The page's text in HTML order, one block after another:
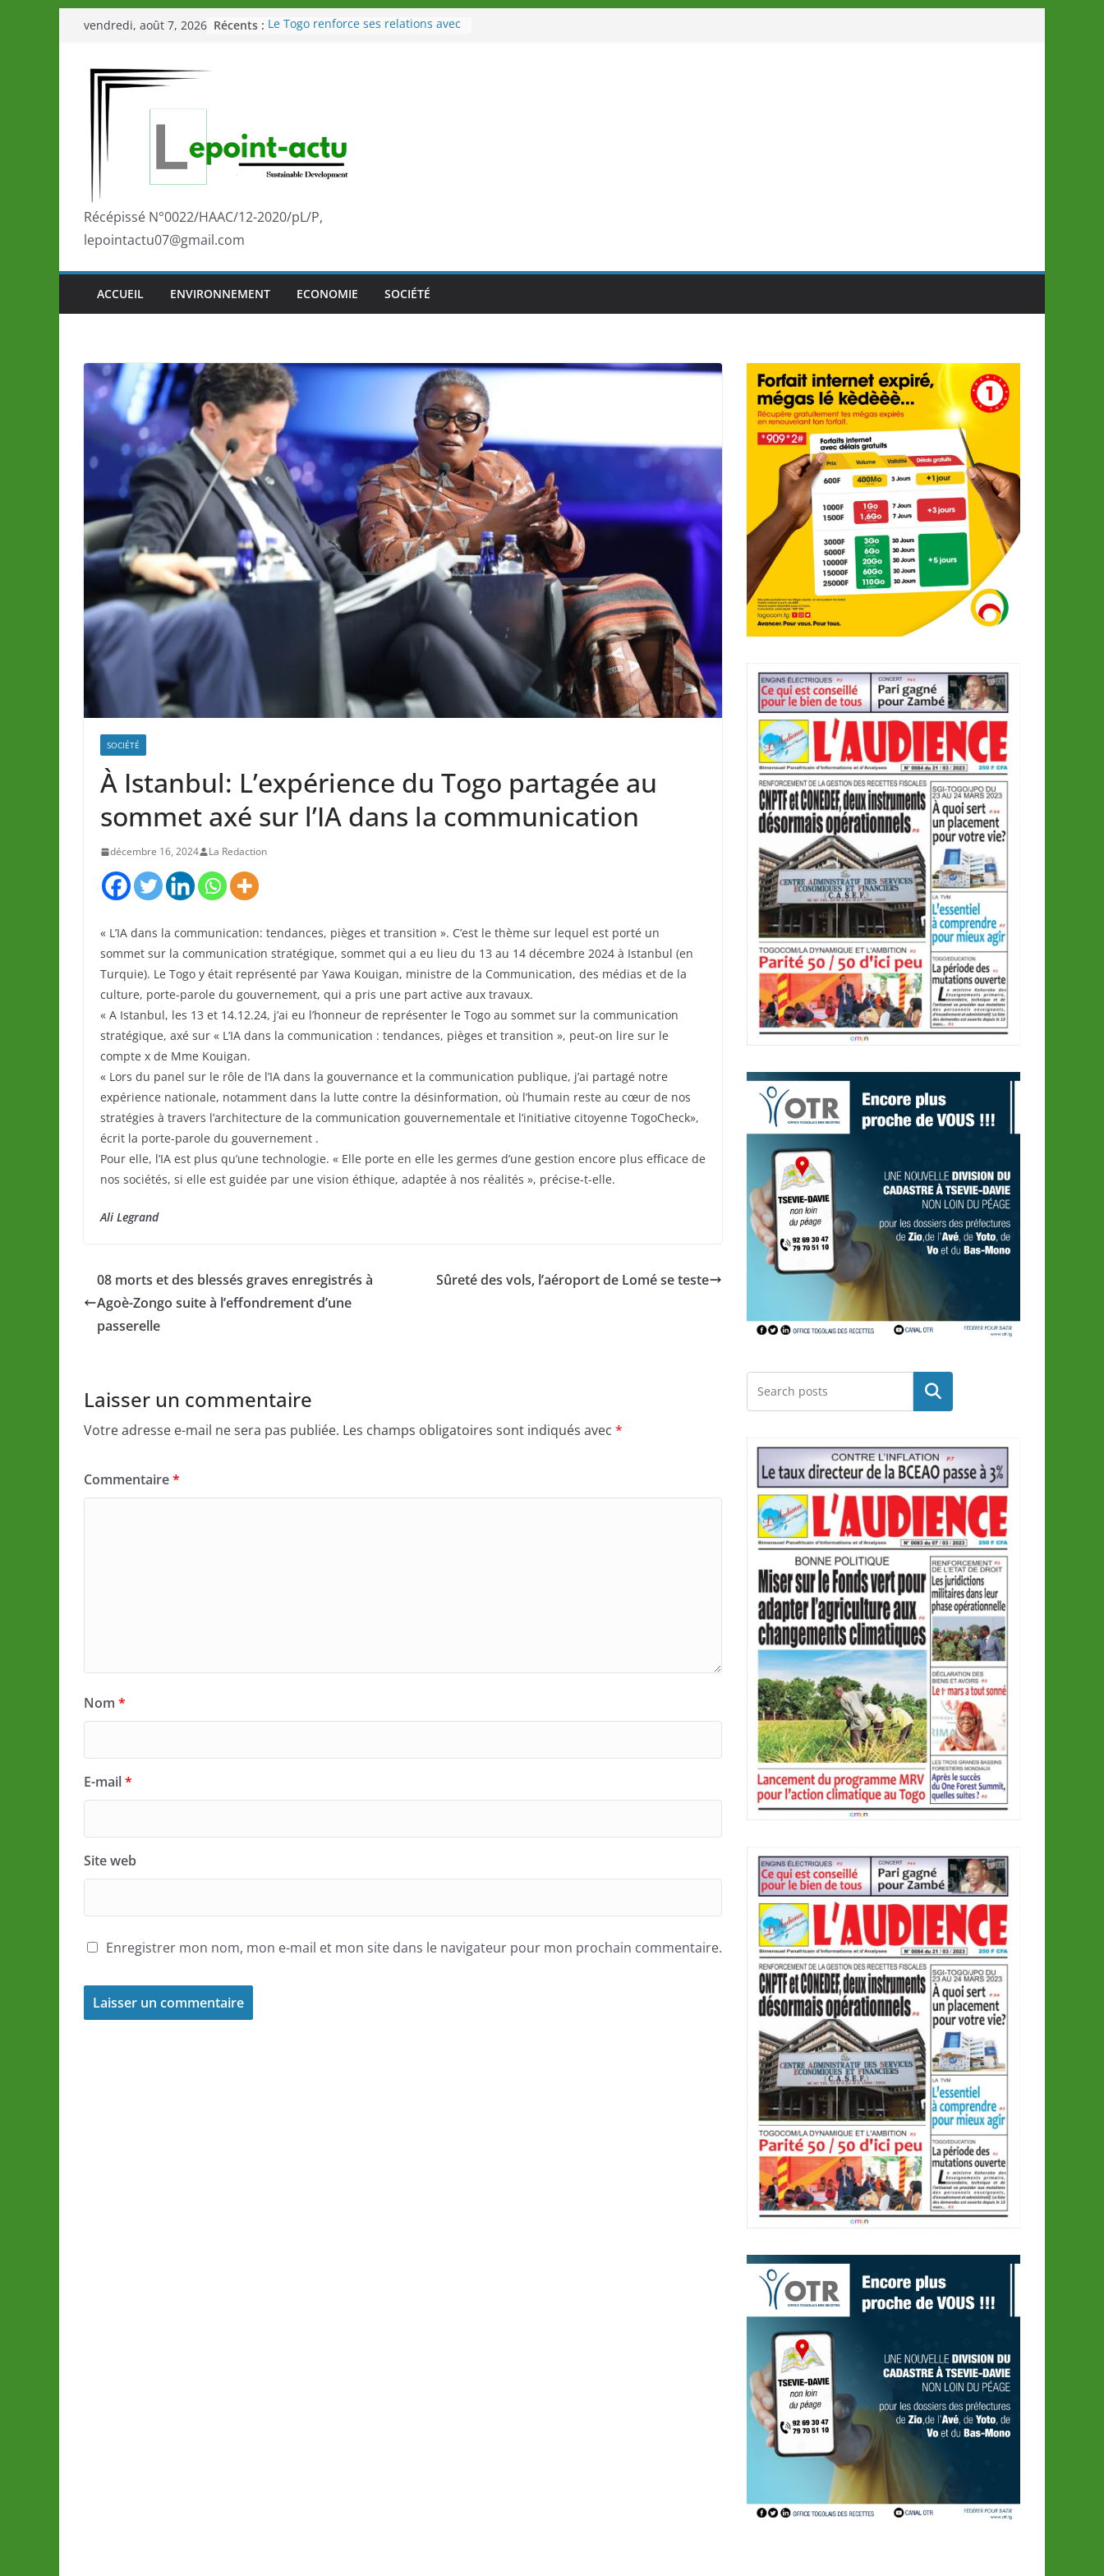
Passer
contenu
vendredi, août 7, 2026 Récents : Le Togo renforce ses relations avec
marque de confiance au Togo sur
la scène internationale au-delà des
performances de ses athlètes
développement?
Récépissé N°0022/HAAC/12-2020/pL/P,
lepointactu07@gmail.com
ACCUEIL ENVIRONNEMENT ECONOMIE SOCIÉTÉ
SOCIÉTÉ
À Istanbul: L’expérience du Togo partagée au
sommet axé sur l’IA dans la communication
décembre 16, 2024 La Redaction
« L’IA dans la communication: tendances, pièges et transition ». C’est le thème sur lequel est porté un
sommet sur la communication stratégique, sommet qui a eu lieu du 13 au 14 décembre 2024 à Istanbul (en
Turquie). Le Togo y était représenté par Yawa Kouigan, ministre de la Communication, des médias et de la
culture, porte-parole du gouvernement, qui a pris une part active aux travaux.
« A Istanbul, les 13 et 14.12.24, j’ai eu l’honneur de représenter le Togo au sommet sur la communication
stratégique, axé sur « L’IA dans la communication : tendances, pièges et transition », peut-on lire sur le
compte x de Mme Kouigan.
« Lors du panel sur le rôle de l’IA dans la gouvernance et la communication publique, j’ai partagé notre
expérience nationale, notamment dans la lutte contre la désinformation, où l’humain reste au cœur de nos
stratégies à travers l’architecture de la communication gouvernementale et l’initiative citoyenne TogoCheck»,
écrit la porte-parole du gouvernement .
Pour elle, l’IA est plus qu’une technologie. « Elle porte en elle les germes d’une gestion encore plus efficace de
nos sociétés, si elle est guidée par une vision éthique, adaptée à nos réalités », précise-t-elle.
Ali Legrand
08 morts et des blessés graves enregistrés à
Agoè-Zongo suite à l’effondrement d’une
passerelle
Sûreté des vols, l’aéroport de Lomé se teste
Laisser un commentaire
Votre adresse e-mail ne sera pas publiée. Les champs obligatoires sont indiqués avec *
Commentaire*
Nom *
E-mail*
Site web
Enregistrer mon nom, mon e-mail et mon site dans le navigateur pour mon prochain commentaire.
Rechercher